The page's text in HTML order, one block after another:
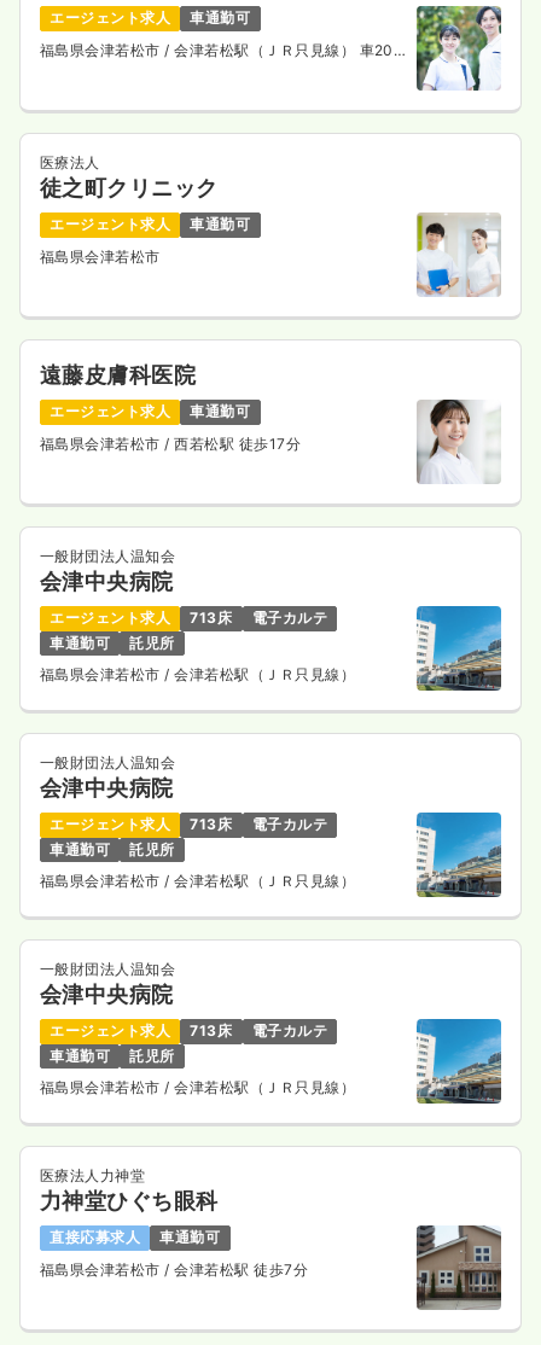
エージェント求人
車通勤可
福島県会津若松市 / 会津若松駅（ＪＲ只見線） 車20
医療法人
徒之町クリニック
エージェント求人
車通勤可
福島県会津若松市
遠藤皮膚科医院
エージェント求人
車通勤可
福島県会津若松市 / 西若松駅 徒歩17分
一般財団法人温知会
会津中央病院
エージェント求人 713床
電子カルテ
車通勤可
託児所
福島県会津若松市/ 会津若松駅（ＪＲ只見線）
一般財団法人温知会
会津中央病院
エージェント求人 713床
電子カルテ
車通勤可
託児所
福島県会津若松市/ 会津若松駅（ＪＲ只見線）
一般財団法人温知会
会津中央病院
エージェント求人 713床
電子カルテ
車通勤可
託児所
福島県会津若松市/ 会津若松駅（ＪＲ只見線）
医療法人力神堂
力神堂ひぐち眼科
直接応募求人
車通勤可
福島県会津若松市 / 会津若松駅 徒歩7分